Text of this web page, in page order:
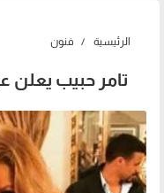
الرئيسية فنون
تامر حبيب يعلن